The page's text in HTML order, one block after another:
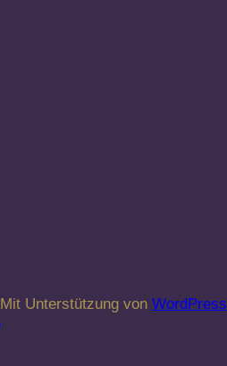
Mit Unterstützung von WordPress